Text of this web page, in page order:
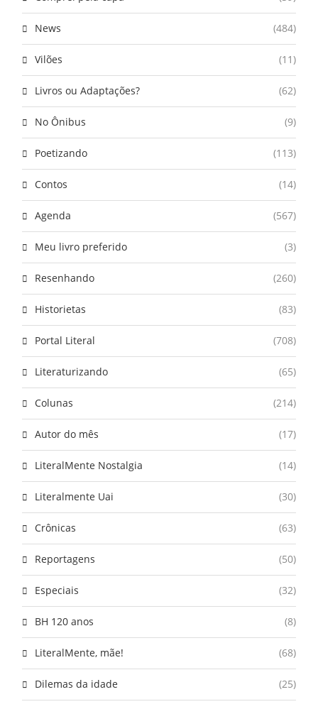
News (484)
Vilões (11)
Livros ou Adaptações? (62)
No Ônibus (9)
Poetizando (113)
Contos (14)
Agenda (567)
Meu livro preferido (3)
Resenhando (260)
Historietas (83)
Portal Literal (708)
Literaturizando (65)
Colunas (214)
Autor do mês (17)
LiteralMente Nostalgia (14)
Literalmente Uai (30)
Crônicas (63)
Reportagens (50)
Especiais (32)
BH 120 anos (8)
LiteralMente, mãe! (68)
Dilemas da idade (25)